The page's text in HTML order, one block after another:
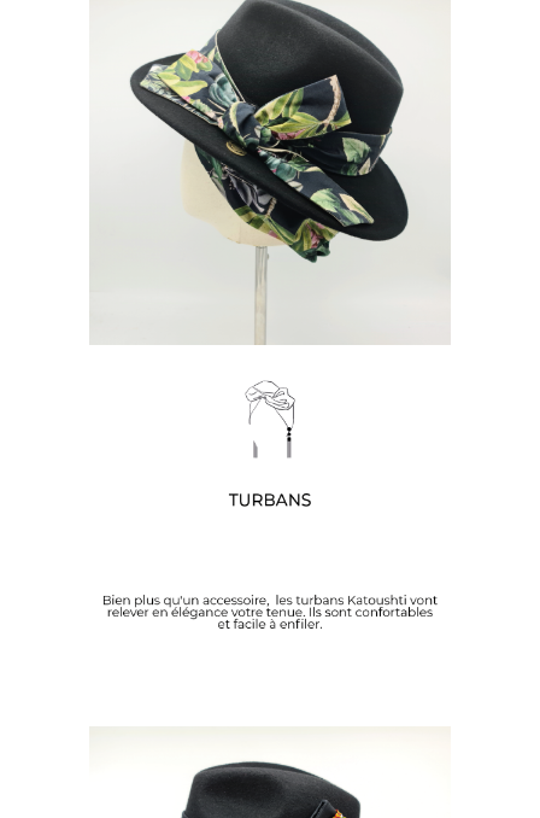
BONNIE & CLYDE JUNGLE
210€